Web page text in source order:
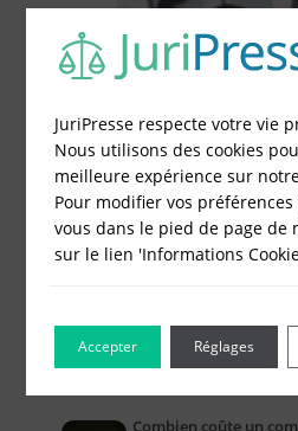
Combien coûte un
JuriPresse respecte votre vie
Nous utilisons des cookies
meilleure expérience sur
Pour modifier vos
vous dans le pied de page de
sur le lien 'Informations
Accepter Réglages